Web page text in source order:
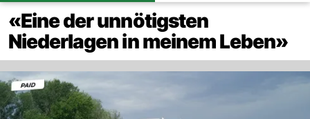
«Eine der unnötigsten
Niederlagen in meinem Leben»